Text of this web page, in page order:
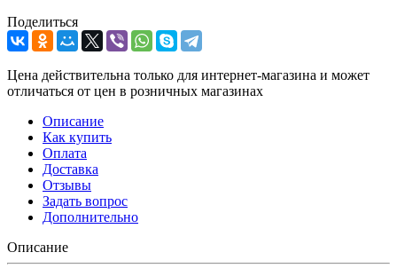
Поделиться
Цена действительна только для интернет-магазина и может
отличаться от цен в розничных магазинах
Описание
Как купить
Оплата
Доставка
Отзывы
Задать вопрос
Дополнительно
Описание